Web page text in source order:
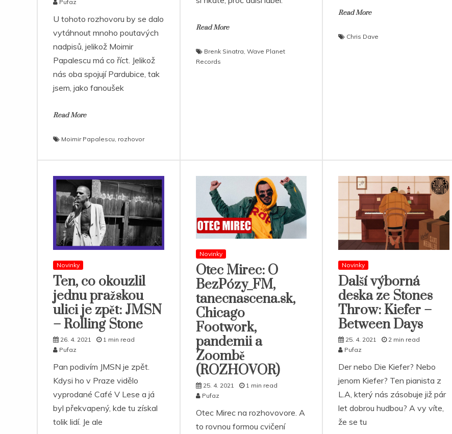
Pufaz
U tohoto rozhovoru by se dalo
vytáhnout mnoho poutavých
nadpisů, jelikož Moimir
Papalescu má co říct. Jelikož
nás oba spojují Pardubice, tak
jsem, jako fanoušek
Read More
Moimir Papalescu, rozhovor
Read More
Brenk Sinatra, Wave Planet
Records
Read More
Chris Dave
Novinky
Ten, co okouzlil
jednu pražskou
ulici je zpět: JMSN
– Rolling Stone
26. 4. 2021
1 min read
Pufaz
Pan podivím JMSN je zpět.
Kdysi ho v Praze vidělo
vyprodané Café V Lese a já
byl překvapený, kde tu získal
tolik lidí. Je ale
Novinky
Otec Mirec: O
BezPózy_FM,
tanecnascena.sk,
Chicago
Footwork,
pandemii a
Zoombě
(ROZHOVOR)
25. 4. 2021
1 min read
Pufaz
Otec Mirec na rozhovovore. A
to rovnou formou cvičení
Novinky
Další výborná
deska ze Stones
Throw: Kiefer –
Between Days
25. 4. 2021
2 min read
Pufaz
Der nebo Die Kiefer? Nebo
jenom Kiefer? Ten pianista z
L.A, který nás zásobuje již pár
let dobrou hudbou? A vy víte,
že se tu